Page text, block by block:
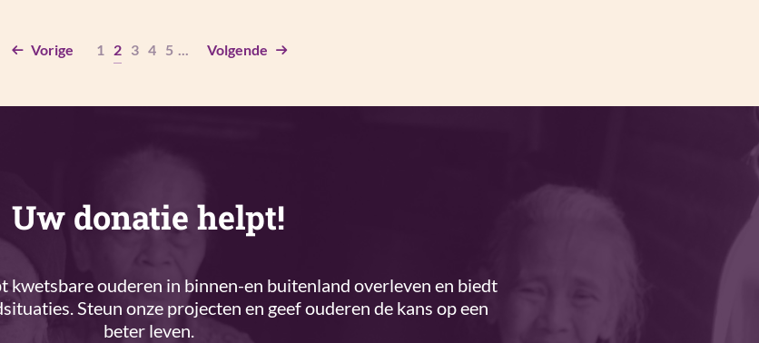
Vorige 1 2 3 4 5 ... Volgende
Uw donatie helpt!
kwetsbare ouderen in binnen-en buitenland overleven en biedt
Steun onze projecten en geef ouderen de kans op een
beter leven.